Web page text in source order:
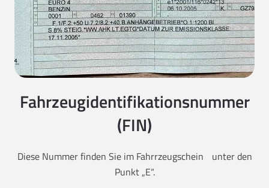
Fahrzeugidentifikationsnummer
(FIN)
Diese Nummer finden Sie im Fahrrzeugschein unter den
Punkt „E“.